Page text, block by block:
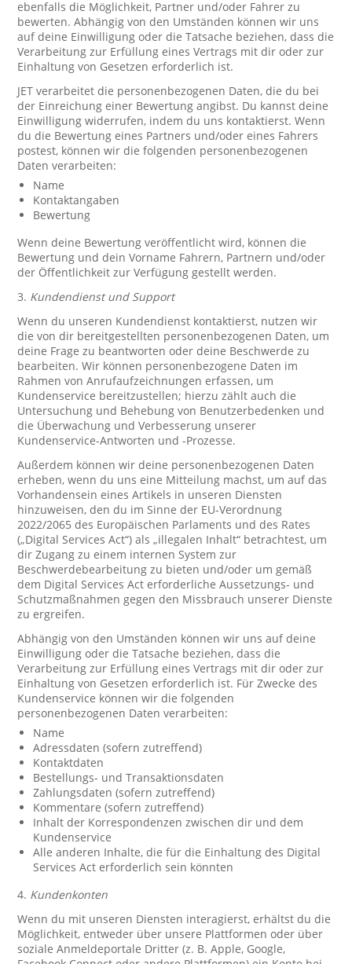
ebenfalls die Möglichkeit, Partner und/oder Fahrer zu
bewerten. Abhängig von den Umständen können wir uns
auf deine Einwilligung oder die Tatsache beziehen, dass die
Verarbeitung zur Erfüllung eines Vertrags mit dir oder zur
Einhaltung von Gesetzen erforderlich ist.
JET verarbeitet die personenbezogenen Daten, die du bei
der Einreichung einer Bewertung angibst. Du kannst deine
Einwilligung widerrufen, indem du uns kontaktierst. Wenn
du die Bewertung eines Partners und/oder eines Fahrers
postest, können wir die folgenden personenbezogenen
Daten verarbeiten:
Name
Kontaktangaben
Bewertung
Wenn deine Bewertung veröffentlicht wird, können die
Bewertung und dein Vorname Fahrern, Partnern und/oder
der Öffentlichkeit zur Verfügung gestellt werden.
3. Kundendienst und Support
Wenn du unseren Kundendienst kontaktierst, nutzen wir
die von dir bereitgestellten personenbezogenen Daten, um
deine Frage zu beantworten oder deine Beschwerde zu
bearbeiten. Wir können personenbezogene Daten im
Rahmen von Anrufaufzeichnungen erfassen, um
Kundenservice bereitzustellen; hierzu zählt auch die
Untersuchung und Behebung von Benutzerbedenken und
die Überwachung und Verbesserung unserer
Kundenservice-Antworten und -Prozesse.
Außerdem können wir deine personenbezogenen Daten
erheben, wenn du uns eine Mitteilung machst, um auf das
Vorhandensein eines Artikels in unseren Diensten
hinzuweisen, den du im Sinne der EU-Verordnung
2022/2065 des Europäischen Parlaments und des Rates
(„Digital Services Act“) als „illegalen Inhalt“ betrachtest, um
dir Zugang zu einem internen System zur
Beschwerdebearbeitung zu bieten und/oder um gemäß
dem Digital Services Act erforderliche Aussetzungs- und
Schutzmaßnahmen gegen den Missbrauch unserer Dienste
zu ergreifen.
Abhängig von den Umständen können wir uns auf deine
Einwilligung oder die Tatsache beziehen, dass die
Verarbeitung zur Erfüllung eines Vertrags mit dir oder zur
Einhaltung von Gesetzen erforderlich ist. Für Zwecke des
Kundenservice können wir die folgenden
personenbezogenen Daten verarbeiten:
Name
Adressdaten (sofern zutreffend)
Kontaktdaten
Bestellungs- und Transaktionsdaten
Zahlungsdaten (sofern zutreffend)
Kommentare (sofern zutreffend)
Inhalt der Korrespondenzen zwischen dir und dem
Kundenservice
Alle anderen Inhalte, die für die Einhaltung des Digital
Services Act erforderlich sein könnten
4. Kundenkonten
Wenn du mit unseren Diensten interagierst, erhältst du die
Möglichkeit, entweder über unsere Plattformen oder über
soziale Anmeldeportale Dritter (z. B. Apple, Google,